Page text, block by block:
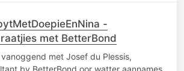
-
met BetterBond
met Josef du Plessis,
by BetterBond oor watter aannames